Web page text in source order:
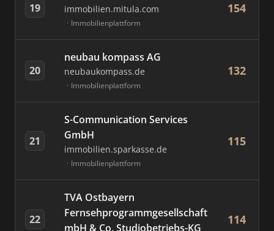
19 immobilien.mitula.com
Immobilienplattform
154
20
neubau kompass AG
neubaukompass.de
Immobilienplattform
132
21
S-Communication Services
GmbH
immobilien.sparkasse.de
Immobilienplattform
115
22
TVA Ostbayern
Fernsehprogrammgesellschaft
mbH & Co. Studiobetriebs-KG
114